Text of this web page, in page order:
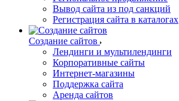
Вывод сайта из под санкций
Регистрация сайта в каталогах
Создание сайтов
Лендинги и мультилендинги
Корпоративные сайты
Интернет-магазины
Поддержка сайта
Аренда сайтов